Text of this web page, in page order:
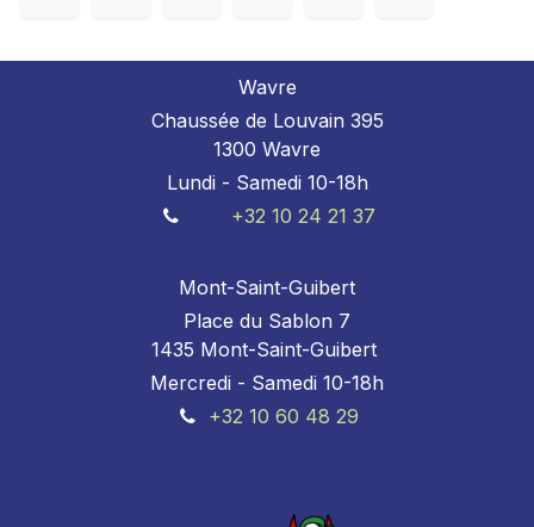
Wavre
Chaussée de Louvain 395
1300 Wavre
Lundi - Samedi 10-18h
+32 10 24 21 37
Mont-Saint-Guibert
Place du Sablon 7
1435 Mont-Saint-Guibert
Mercredi - Samedi 10-18h
+32 10 60 48 29